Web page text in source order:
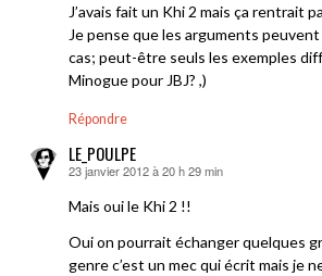
J’avais fait un Khi 2 mais ça rentrait
Je pense que les arguments
cas; peut-être seuls les exemples
Minogue pour JBJ? ,)
Répondre
LE_POULPE
dit :
23 janvier 2012 à 20 h 29 min
Mais oui le Khi 2 !!
Oui on pourrait échanger quelques
genre c’est un mec qui écrit mais je